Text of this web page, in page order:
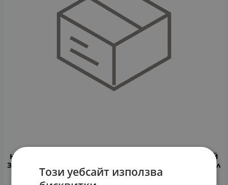
КАРОТЕН ФЕМИЛИ СЛЪНЦЕЗАЩИТНО МЛЯКО-СПРЕЙ
ЗА ЛИЦЕ И ТЯЛО ЗА ВЪЗРАСТНИ И ДЕЦА SPF30 270 мл
18.45 € 36.09 лв.
Този уебсайт използва